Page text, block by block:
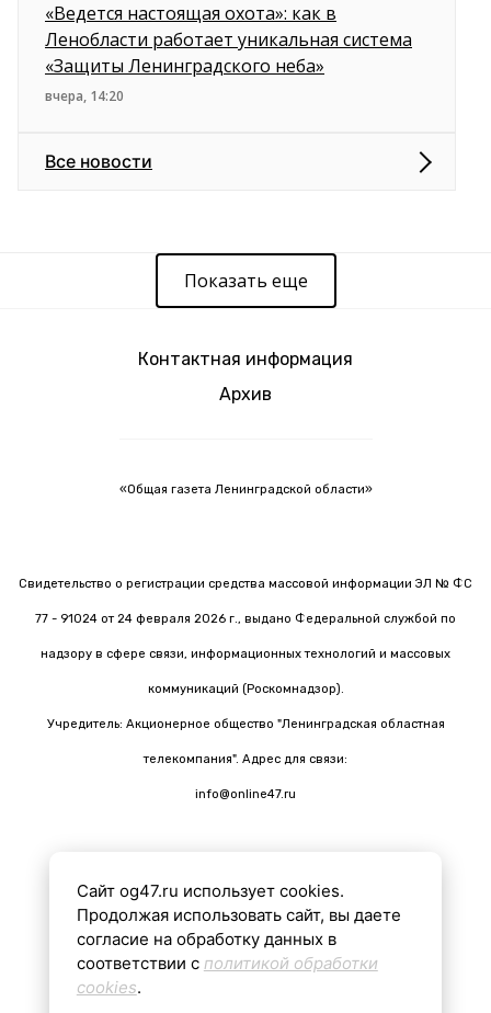
«Ведется настоящая охота»: как в
Ленобласти работает уникальная система
«Защиты Ленинградского неба»
вчера, 14:20
Все новости
Показать еще
Контактная информация
Архив
«Общая газета Ленинградской области»
Свидетельство о регистрации средства массовой информации ЭЛ № ФС
77 - 91024 от 24 февраля 2026 г., выдано Федеральной службой по
надзору в сфере связи, информационных технологий и массовых
коммуникаций (Роскомнадзор).
Учредитель: Акционерное общество "Ленинградская областная
телекомпания". Адрес для связи:
info@online47.ru
Все материалы на сайте подготовлены с помощью ИИ
16+
Сайт og47.ru использует cookies.
Продолжая использовать сайт, вы даете
согласие на обработку данных в
соответствии с политикой обработки
cookies.